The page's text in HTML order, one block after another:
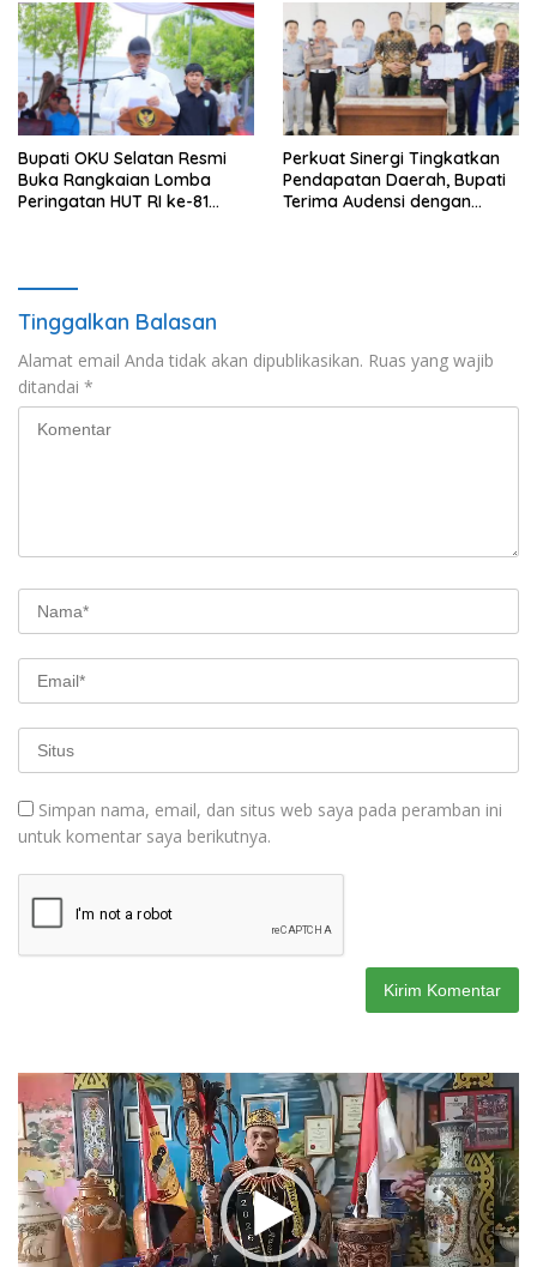
Bupati OKU Selatan Resmi
Buka Rangkaian Lomba
Peringatan HUT RI ke-81
Perkuat Sinergi Tingkatkan
Pendapatan Daerah, Bupati
Terima Audensi dengan
Tinggalkan Balasan
Alamat email Anda tidak akan dipublikasikan. Ruas yang wajib
ditandai *
Simpan nama, email, dan situs web saya pada peramban ini
untuk komentar saya berikutnya.
Pemutar
Video